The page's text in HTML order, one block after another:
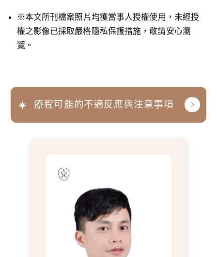
※本文所刊檔案照片均獲當事人授權使用，未經授
權之影像已採取嚴格隱私保護措施，敬請安心瀏
覽。
療程可能的不適反應與注意事項